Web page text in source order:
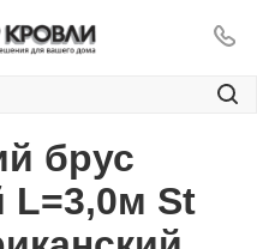
брус
L=3,0м St